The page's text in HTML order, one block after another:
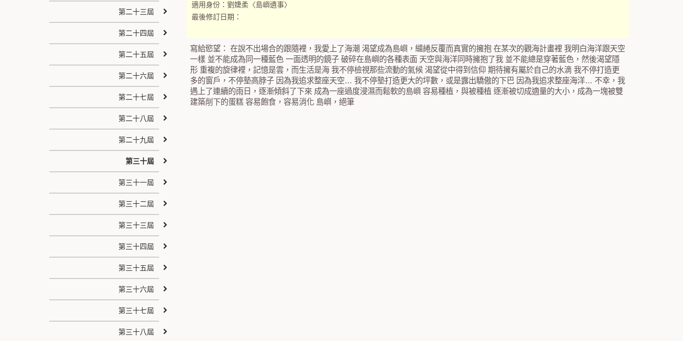
適用身份： 劉婕柔〈島嶼遺事〉
最後修訂日期：
寫給慾望： 在說不出場合的跟隨裡，我愛上了海潮 渴望成為島嶼，繾綣反覆而真實的擁抱 在某次的觀海計畫裡 我明白海洋跟天空
一樣 並不能成為同一種藍色 一面透明的鏡子 破碎在島嶼的各種表面 天空與海洋同時擁抱了我 並不能總是穿著藍色，然後渴望隱
形 重複的旋律裡，記憶是雲，而生活是海 我不停檢視那些流動的氣候 渴望從中得到信仰 期待擁有屬於自己的水滴 我不停打造更
多的窗戶，不停墊高脖子 因為我追求整座天空… 我不停墊打造更大的坪數，或是露出驕傲的下巴 因為我追求整座海洋… 不幸，我
遇上了連續的雨日，逐漸傾斜了下來 成為一座過度浸濕而鬆軟的島嶼 容易種植，與被種植 逐漸被切成適量的大小，成為一塊被雙
建築削下的蛋糕 容易飽食，容易消化 島嶼，絕筆
第二十三屆
第二十四屆
第二十五屆
第二十六屆
第二十七屆
第二十八屆
第二十九屆
第三十屆
第三十一屆
第三十二屆
第三十三屆
第三十四屆
第三十五屆
第三十六屆
第三十七屆
第三十八屆